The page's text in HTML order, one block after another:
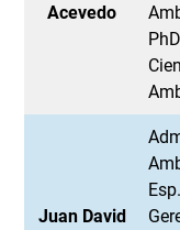
Acevedo
Juan David